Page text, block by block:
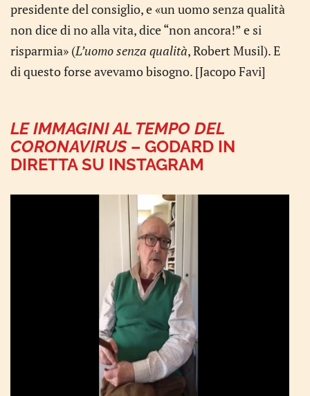
presidente del consiglio, e «un uomo senza qualità
non dice di no alla vita, dice “non ancora!” e si
risparmia» (L’uomo senza qualità, Robert Musil). E
di questo forse avevamo bisogno. [Jacopo Favi]
LE IMMAGINI AL TEMPO DEL
CORONAVIRUS– GODARD IN
DIRETTA SU INSTAGRAM